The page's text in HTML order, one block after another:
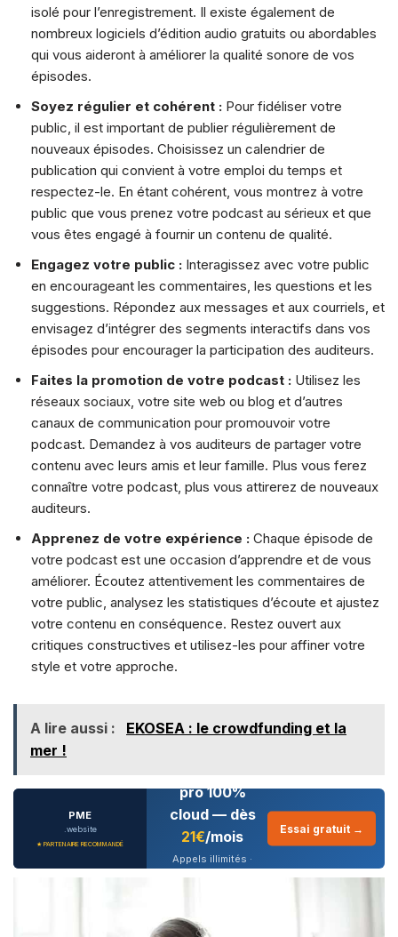
isolé pour l’enregistrement. Il existe également de
nombreux logiciels d’édition audio gratuits ou abordables
qui vous aideront à améliorer la qualité sonore de vos
épisodes.
Soyez régulier et cohérent : Pour fidéliser votre
public, il est important de publier régulièrement de
nouveaux épisodes. Choisissez un calendrier de
publication qui convient à votre emploi du temps et
respectez-le. En étant cohérent, vous montrez à votre
public que vous prenez votre podcast au sérieux et que
vous êtes engagé à fournir un contenu de qualité.
Engagez votre public : Interagissez avec votre public
en encourageant les commentaires, les questions et les
suggestions. Répondez aux messages et aux courriels, et
envisagez d’intégrer des segments interactifs dans vos
épisodes pour encourager la participation des auditeurs.
Faites la promotion de votre podcast : Utilisez les
réseaux sociaux, votre site web ou blog et d’autres
canaux de communication pour promouvoir votre
podcast. Demandez à vos auditeurs de partager votre
contenu avec leurs amis et leur famille. Plus vous ferez
connaître votre podcast, plus vous attirerez de nouveaux
auditeurs.
Apprenez de votre expérience : Chaque épisode de
votre podcast est une occasion d’apprendre et de vous
améliorer. Écoutez attentivement les commentaires de
votre public, analysez les statistiques d’écoute et ajustez
votre contenu en conséquence. Restez ouvert aux
critiques constructives et utilisez-les pour affiner votre
style et votre approche.
A lire aussi :
EKOSEA : le crowdfunding et la
mer !
PME
.website
★ PARTENAIRE RECOMMANDÉ
pro 100%
cloud — dès
21€/mois
Appels illimités ·
Essai gratuit →